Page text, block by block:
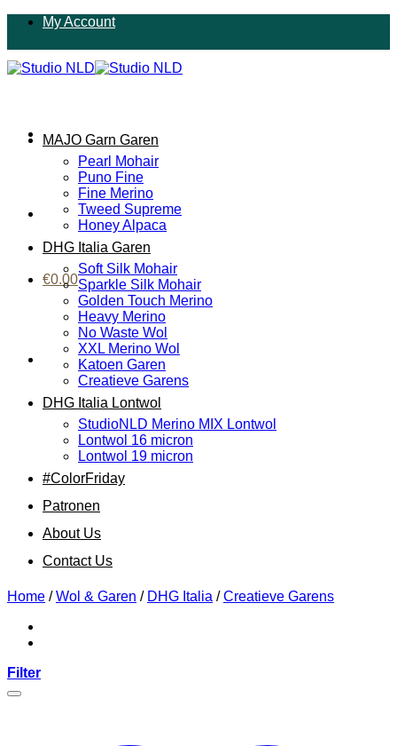
inhoud
My Account
€0.00
MAJO Garn Garen
Pearl Mohair
Puno Fine
Fine Merino
Tweed Supreme
Honey Alpaca
DHG Italia Garen
Soft Silk Mohair
Sparkle Silk Mohair
Golden Touch Merino
Heavy Merino
No Waste Wol
XXL Merino Wol
Katoen Garen
Creatieve Garens
DHG Italia Lontwol
StudioNLD Merino MIX Lontwol
Lontwol 16 micron
Lontwol 19 micron
#ColorFriday
Patronen
About Us
Contact Us
Home / Wol & Garen / DHG Italia / Creatieve Garens
Filter